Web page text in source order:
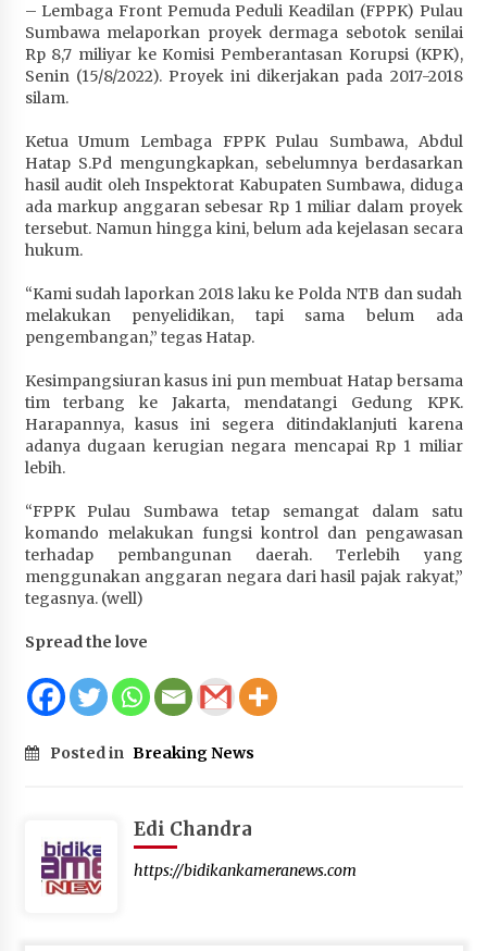
– Lembaga Front Pemuda Peduli Keadilan (FPPK) Pulau
Sumbawa melaporkan proyek dermaga sebotok senilai
Rp 8,7 miliyar ke Komisi Pemberantasan Korupsi (KPK),
Senin (15/8/2022). Proyek ini dikerjakan pada 2017-2018
silam.
Ketua Umum Lembaga FPPK Pulau Sumbawa, Abdul
Hatap S.Pd mengungkapkan, sebelumnya berdasarkan
hasil audit oleh Inspektorat Kabupaten Sumbawa, diduga
ada markup anggaran sebesar Rp 1 miliar dalam proyek
tersebut. Namun hingga kini, belum ada kejelasan secara
hukum.
“Kami sudah laporkan 2018 laku ke Polda NTB dan sudah
melakukan penyelidikan, tapi sama belum ada
pengembangan,” tegas Hatap.
Kesimpangsiuran kasus ini pun membuat Hatap bersama
tim terbang ke Jakarta, mendatangi Gedung KPK.
Harapannya, kasus ini segera ditindaklanjuti karena
adanya dugaan kerugian negara mencapai Rp 1 miliar
lebih.
“FPPK Pulau Sumbawa tetap semangat dalam satu
komando melakukan fungsi kontrol dan pengawasan
terhadap pembangunan daerah. Terlebih yang
menggunakan anggaran negara dari hasil pajak rakyat,”
tegasnya. (well)
Spread the love
Posted in Breaking News
Edi Chandra
https://bidikankameranews.com